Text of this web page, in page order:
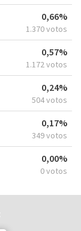
0,66%
1.370 votos
0,57%
1.172 votos
0,24%
504 votos
0,17%
349 votos
0,00%
0 votos